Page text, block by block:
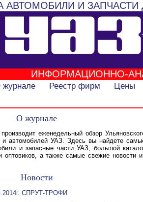
АВТОМОБИЛИ И
ИНФОРМАЦИОННО-
Реестр фирм Цены
О журнале
еженедельный обзор
и автомобилей УАЗ. Здесь вы найдете
и запасные части УАЗ, большой
оптовиков, а также самые свежие новости
Новости
СПРУТ-ТРОФИ